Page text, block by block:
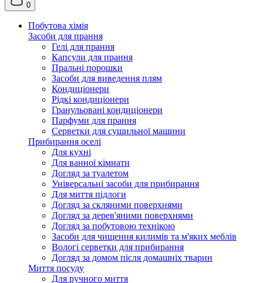
0
Побутова хімія
Засоби для прання
Гелі для прання
Капсули для прання
Пральні порошки
Засоби для виведення плям
Кондиціонери
Рідкі кондиціонери
Гранульовані кондиціонери
Парфуми для прання
Серветки для сушильної машини
Прибирання оселі
Для кухні
Для ванної кімнати
Догляд за туалетом
Універсальні засоби для прибирання
Для миття підлоги
Догляд за скляними поверхнями
Догляд за дерев'яними поверхнями
Догляд за побутовою технікою
Засоби для чищення килимів та м'яких меблів
Вологі серветки для прибирання
Догляд за домом після домашніх тварин
Миття посуду
Для ручного миття